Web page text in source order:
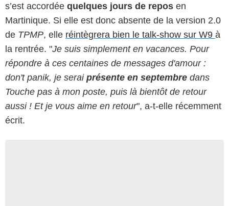
s’est accordée quelques jours de repos en
Martinique. Si elle est donc absente de la version 2.0
de TPMP, elle réintègrera bien le talk-show sur W9 à
la rentrée. "Je suis simplement en vacances. Pour
répondre à ces centaines de messages d'amour :
don't panik, je serai présente en septembre dans
Touche pas à mon poste, puis là bientôt de retour
aussi ! Et je vous aime en retour", a-t-elle récemment
écrit.